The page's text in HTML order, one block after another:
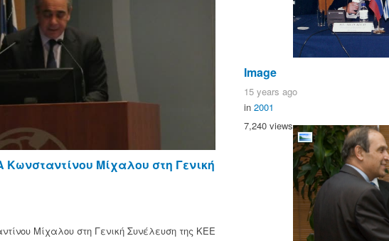
Μίχαλου στη Γενική
Μίχαλου στη Γενική Συνέλευση της ΚΕΕ
Image
15 years ago
in 2001
7,240 views